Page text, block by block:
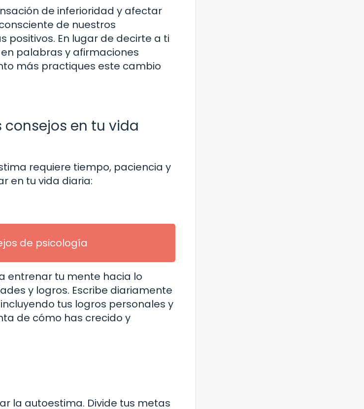
de inferioridad y afectar
de nuestros
En lugar de decirte a ti
palabras y afirmaciones
más practiques este cambio
en tu vida
requiere tiempo, paciencia y
en tu vida diaria:
de psicología
entrenar tu mente hacia lo
y logros. Escribe diariamente
tus logros personales y
de cómo has crecido y
la autoestima. Divide tus metas